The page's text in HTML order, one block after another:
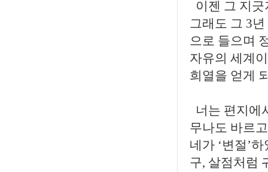
이젠 그 지
그래도 그 3
으로 들으며
자유의 세계
희열을 얻게
너는 편지에
무나도 바르
네가 ‘변절’
구, 살점처럼